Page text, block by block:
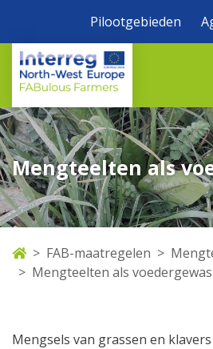
Pilootgebieden
Mengteelten als
FAB-maatregelen
Mengteelten als voedergewas
Mengsels van grassen en